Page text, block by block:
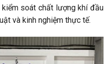
soát chất lượng khí đầu
và kinh nghiệm thực tế.